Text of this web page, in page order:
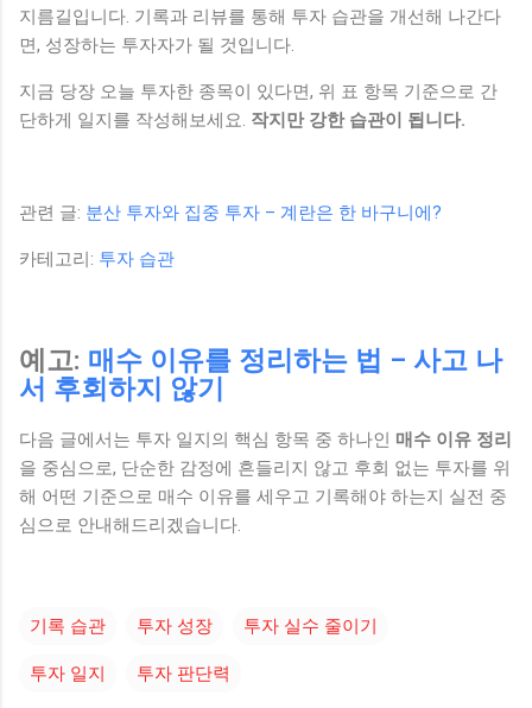
지름길입니다. 기록과 리뷰를 통해 투자 습관을 개선해 나간다
면, 성장하는 투자자가 될 것입니다.
지금 당장 오늘 투자한 종목이 있다면, 위 표 항목 기준으로 간
단하게 일지를 작성해보세요. 작지만 강한 습관이 됩니다.
관련 글: 분산 투자와 집중 투자 – 계란은 한 바구니에?
카테고리: 투자 습관
예고: 매수 이유를 정리하는 법 – 사고 나
서 후회하지 않기
다음 글에서는 투자 일지의 핵심 항목 중 하나인 매수 이유 정리
을 중심으로, 단순한 감정에 흔들리지 않고 후회 없는 투자를 위
해 어떤 기준으로 매수 이유를 세우고 기록해야 하는지 실전 중
심으로 안내해드리겠습니다.
기록 습관 투자 성장 투자 실수 줄이기
투자 일지 투자 판단력